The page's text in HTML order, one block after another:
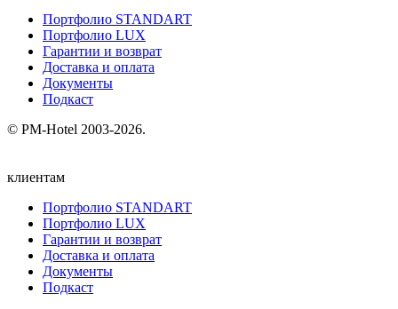
Портфолио STANDART
Портфолио LUX
Гарантии и возврат
Доставка и оплата
Документы
Подкаст
© PM-Hotel 2003-2026.
клиентам
Портфолио STANDART
Портфолио LUX
Гарантии и возврат
Доставка и оплата
Документы
Подкаст